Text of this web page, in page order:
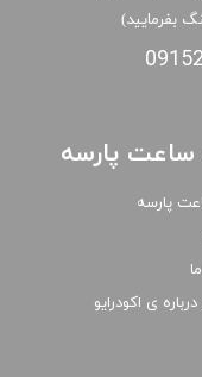
بفرمایید)
ساعت پارسه
پارسه
ی اکودرایو